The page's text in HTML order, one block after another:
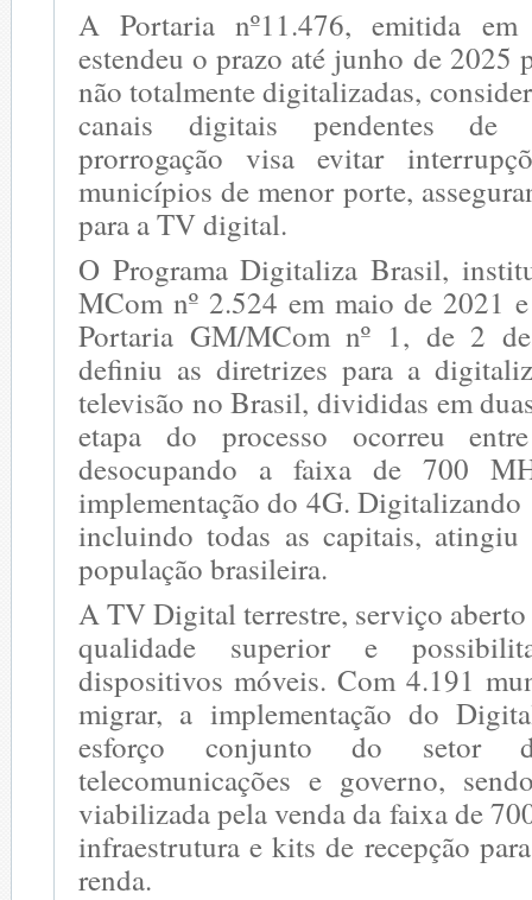
A Portaria nº11.476, emitida
estendeu o prazo até junho de 2025
não totalmente digitalizadas,
canais digitais pendentes de
prorrogação visa evitar
municípios de menor porte,
para a TV digital.
O Programa Digitaliza Brasil,
MCom nº 2.524 em maio de 2021
Portaria GM/MCom nº 1, de 2
definiu as diretrizes para a
televisão no Brasil, divididas em
etapa do processo ocorreu
desocupando a faixa de 700
implementação do 4G.
incluindo todas as capitais,
população brasileira.
A TV Digital terrestre, serviço
qualidade superior e
dispositivos móveis. Com 4.191
migrar, a implementação do
esforço conjunto do setor
telecomunicações e governo,
viabilizada pela venda da faixa de
infraestrutura e kits de recepção
renda.